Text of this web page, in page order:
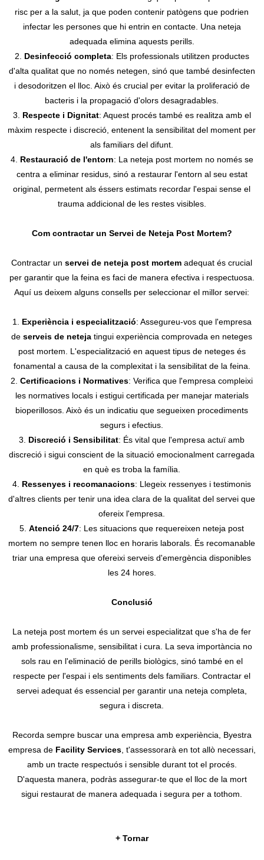
risc per a la salut, ja que poden contenir patògens que podrien
infectar les persones que hi entrin en contacte. Una neteja
adequada elimina aquests perills.
2. Desinfecció completa: Els professionals utilitzen productes
d'alta qualitat que no només netegen, sinó que també desinfecten
i desodoritzen el lloc. Això és crucial per evitar la proliferació de
bacteris i la propagació d'olors desagradables.
3. Respecte i Dignitat: Aquest procés també es realitza amb el
màxim respecte i discreció, entenent la sensibilitat del moment per
als familiars del difunt.
4. Restauració de l'entorn: La neteja post mortem no només se
centra a eliminar residus, sinó a restaurar l'entorn al seu estat
original, permetent als éssers estimats recordar l'espai sense el
trauma addicional de les restes visibles.
Com contractar un Servei de Neteja Post Mortem?
Contractar unservei de neteja post mortem adequat és crucial
per garantir que la feina es faci de manera efectiva i respectuosa.
Aquí us deixem alguns consells per seleccionar el millor servei:
1. Experiència i especialització: Assegureu-vos que l'empresa
deserveis de neteja tingui experiència comprovada en neteges
post mortem. L'especialització en aquest tipus de neteges és
fonamental a causa de la complexitat i la sensibilitat de la feina.
2.Certificacions i Normatives: Verifica que l'empresa compleixi
les normatives locals i estigui certificada per manejar materials
bioperillosos. Això és un indicatiu que segueixen procediments
segurs i efectius.
3. Discreció i Sensibilitat: És vital que l'empresa actuï amb
discreció i sigui conscient de la situació emocionalment carregada
en què es troba la família.
4. Ressenyes i recomanacions: Llegeix ressenyes i testimonis
d'altres clients per tenir una idea clara de la qualitat del servei que
ofereix l'empresa.
5.Atenció 24/7: Les situacions que requereixen neteja post
mortem no sempre tenen lloc en horaris laborals. És recomanable
triar una empresa que ofereixi serveis d'emergència disponibles
les 24 hores.
Conclusió
La neteja post mortem és un servei especialitzat que s'ha de fer
amb professionalisme, sensibilitat i cura. La seva importància no
sols rau en l'eliminació de perills biològics, sinó també en el
respecte per l'espai i els sentiments dels familiars. Contractar el
servei adequat és essencial per garantir una neteja completa,
segura i discreta.
Recorda sempre buscar una empresa amb experiència, Byestra
empresa de Facility Services, t'assessorarà en tot allò necessari,
amb un tracte respectuós i sensible durant tot el procés.
D'aquesta manera, podràs assegurar-te que el lloc de la mort
sigui restaurat de manera adequada i segura per a tothom.
+ Tornar